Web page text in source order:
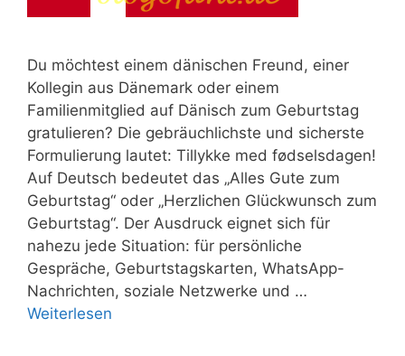
Du möchtest einem dänischen Freund, einer
Kollegin aus Dänemark oder einem
Familienmitglied auf Dänisch zum Geburtstag
gratulieren? Die gebräuchlichste und sicherste
Formulierung lautet: Tillykke med fødselsdagen!
Auf Deutsch bedeutet das „Alles Gute zum
Geburtstag“ oder „Herzlichen Glückwunsch zum
Geburtstag“. Der Ausdruck eignet sich für
nahezu jede Situation: für persönliche
Gespräche, Geburtstagskarten, WhatsApp-
Nachrichten, soziale Netzwerke und …
Weiterlesen